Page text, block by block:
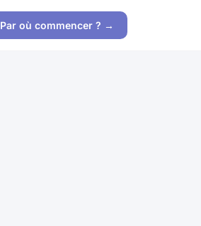
Par où commencer ? →